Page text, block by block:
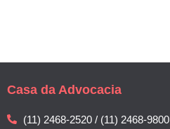
Casa da Advocacia
(11) 2468-2520 / (11) 2468-9800